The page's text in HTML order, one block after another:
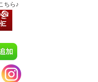
ちら♪